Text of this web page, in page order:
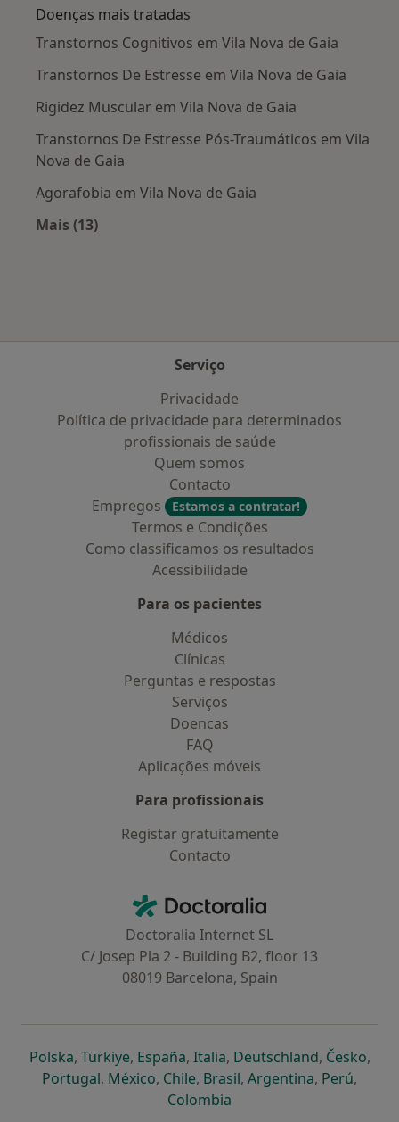
Doenças mais tratadas
Transtornos Cognitivos em Vila Nova de Gaia
Transtornos De Estresse em Vila Nova de Gaia
Rigidez Muscular em Vila Nova de Gaia
Transtornos De Estresse Pós-Traumáticos em Vila
Nova de Gaia
Agorafobia em Vila Nova de Gaia
Mais (13)
Serviço
Privacidade
Política de privacidade para determinados
profissionais de saúde
Quem somos
Contacto
Empregos
Estamos a contratar!
Termos e Condições
Como classificamos os resultados
Acessibilidade
Para os pacientes
Médicos
Clínicas
Perguntas e respostas
Serviços
Doencas
FAQ
Aplicações móveis
Para profissionais
Registar gratuitamente
Contacto
Doctoralia - Homepage
Doctoralia Internet SL
C/ Josep Pla 2 - Building B2, floor 13
08019 Barcelona, Spain
Polskaabre num novo separador
, Türkiyeabre num novo separador
, Españaabre num novo separador
, Italiaabre num novo
, Deutschlandabre num
, Česko,
Portugalabre num novo separador
, Méxicoabre num novo separador
, Chileabre num novo separador
, Brasilabre num novo
, Argentinaabre num
, Perúabre
,
Colombia